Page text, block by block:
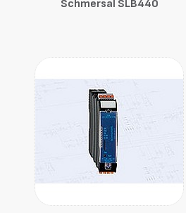
Schmersal SLB440